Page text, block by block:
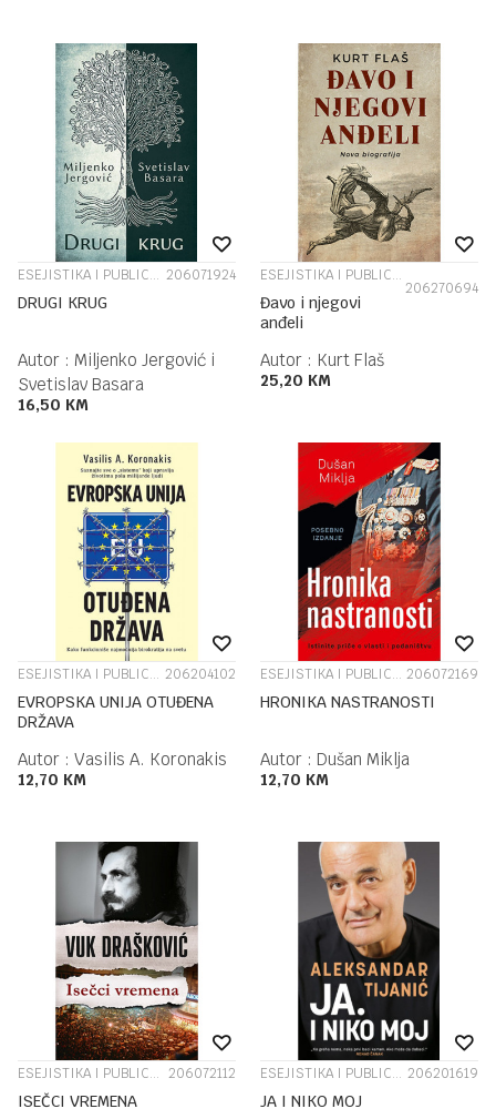
ESEJISTIKA I PUBLICISTIKA 206071924
DRUGI KRUG
Autor : Miljenko Jergović i
Svetislav Basara
16,50 KM
ESEJISTIKA I PUBLICISTIKA
206270694
Đavo i njegovi
anđeli
Autor : Kurt Flaš
25,20 KM
ESEJISTIKA I PUBLICISTIKA 206204102
EVROPSKA UNIJA OTUĐENA
DRŽAVA
Autor : Vasilis A. Koronakis
12,70 KM
ESEJISTIKA I PUBLICISTIKA 206072169
HRONIKA NASTRANOSTI
Autor : Dušan Miklja
12,70 KM
ESEJISTIKA I PUBLICISTIKA 206072112
ISEČCI VREMENA
ESEJISTIKA I PUBLICISTIKA 206201619
JA I NIKO MOJ